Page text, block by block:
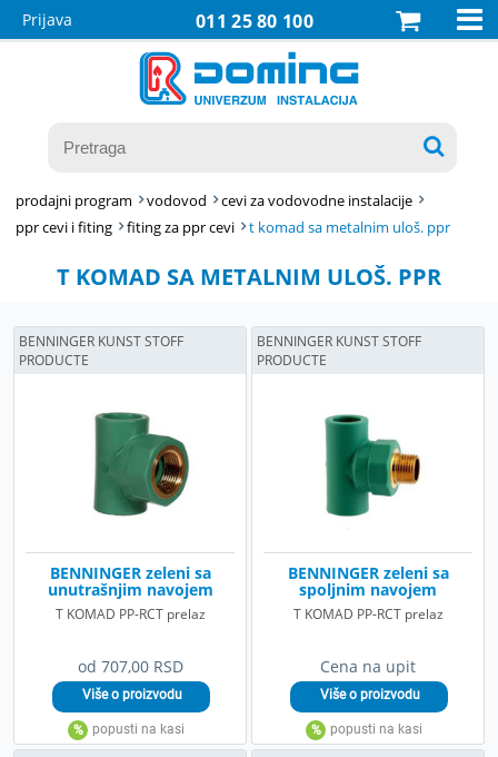
011 25 80 100
Prijava 

prodajni program vodovod
cevi za vodovodne instalacije
ppr cevi i fiting
fiting za ppr cevi t komad sa metalnim uloš. ppr
T KOMAD SA METALNIM ULOŠ. PPR
od 707,00 RSD
BENNINGER zeleni sa
unutrašnjim navojem
T KOMAD PP-RCT prelaz
BENNINGER KUNST STOFF
PRODUCTE
Cena na upit
BENNINGER zeleni sa
spoljnim navojem
T KOMAD PP-RCT prelaz
BENNINGER KUNST STOFF
PRODUCTE